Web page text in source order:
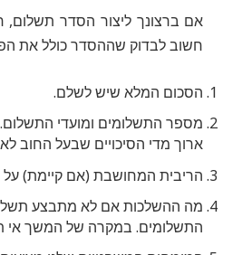
אם ברצונך ליצור הסדר תשלום,
חשוב לבדוק שההסדר כולל את
הסכום המלא שיש לשלם.
מספר התשלומים ומועדי
ארוך מדי הסיכויים שבעל החוב
הריבית המחושבת (אם קיימת)
מה ההשלכות אם לא מתבצע
התשלומים. במקרה של המשך אי